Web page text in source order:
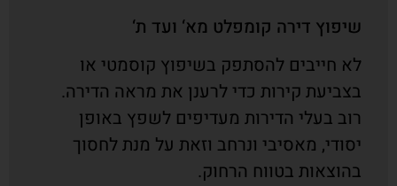
שיפוץ דירה קומפלט מא‘ ועד ת‘
לא חייבים להסתפק בשיפוץ קוסמטי או
בצביעת קירות כדי לרענן את מראה הדירה.
רוב בעלי הדירות מעדיפים לשפץ באופן
יסודי, מאסיבי ונרחב וזאת על מנת לחסוך
בהוצאות בטווח הרחוק.